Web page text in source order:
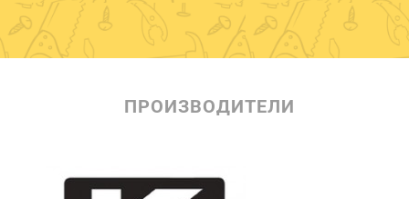
ПРОИЗВОДИТЕЛИ